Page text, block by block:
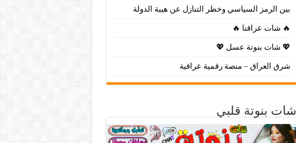
بين الرمز السياسي وخطر التنازل عن هيبة الدولة
🔥 شات عراقنا 🔥
💖 شات بنوتة عسل 💖
شرق العراق – منصة رقمية عراقية
شات بنوتة قلبي